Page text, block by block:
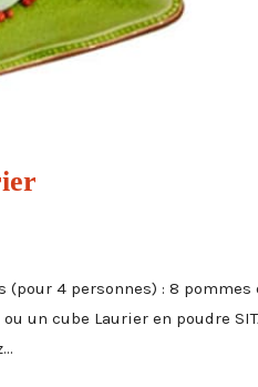
4 personnes) : 8 pommes
un cube Laurier en poudre